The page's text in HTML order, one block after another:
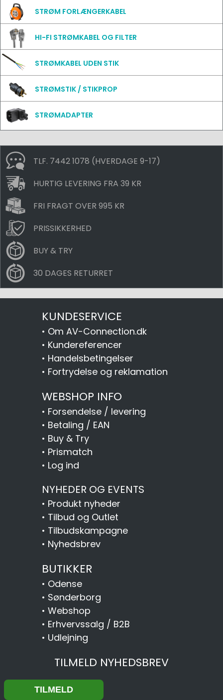
STRØM FORLÆNGERKABEL
HI-FI STRØMKABEL OG FILTER
STRØMKABEL UDEN STIK
STRØMSTIK / STIKPROP
STRØMADAPTER
TLF. 7442 1078 (HVERDAGE 9-17)
HURTIG LEVERING FRA 39 KR
FRI FRAGT OVER 995 KR
PRISSIKKERHED
BUY & TRY
30 DAGES RETURRET
KUNDESERVICE
• Om AV-Connection.dk
• Kundereferencer
• Handelsbetingelser
• Fortrydelse og reklamation
WEBSHOP INFO
• Forsendelse / levering
• Betaling / EAN
• Buy & Try
• Prismatch
• Log ind
NYHEDER OG EVENTS
• Produkt nyheder
• Tilbud og Outlet
• Tilbudskampagne
• Nyhedsbrev
BUTIKKER
• Odense
• Sønderborg
• Webshop
• Erhvervssalg / B2B
• Udlejning
TILMELD NYHEDSBREV